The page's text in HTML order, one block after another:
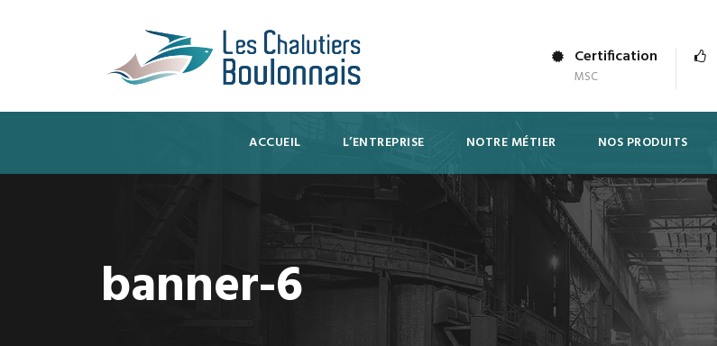
Certification
MSC
ACCUEIL L’ENTREPRISE NOTRE MÉTIER NOS PRODUITS
banner-6